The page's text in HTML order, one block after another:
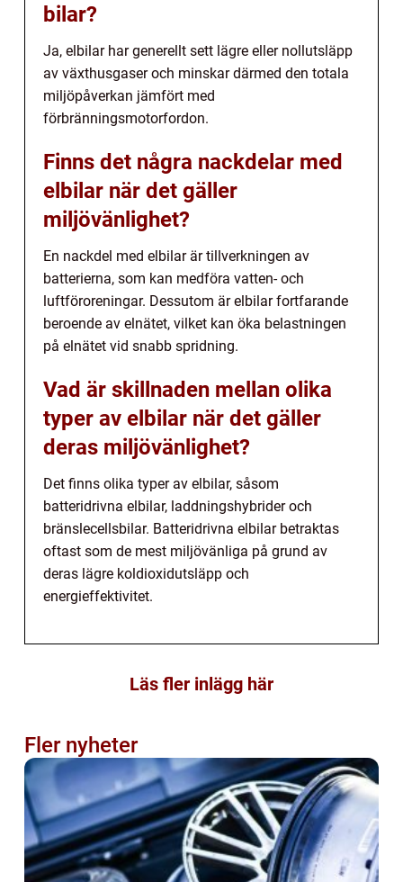
bilar?
Ja, elbilar har generellt sett lägre eller nollutsläpp
av växthusgaser och minskar därmed den totala
miljöpåverkan jämfört med
förbränningsmotorfordon.
Finns det några nackdelar med
elbilar när det gäller
miljövänlighet?
En nackdel med elbilar är tillverkningen av
batterierna, som kan medföra vatten- och
luftföroreningar. Dessutom är elbilar fortfarande
beroende av elnätet, vilket kan öka belastningen
på elnätet vid snabb spridning.
Vad är skillnaden mellan olika
typer av elbilar när det gäller
deras miljövänlighet?
Det finns olika typer av elbilar, såsom
batteridrivna elbilar, laddningshybrider och
bränslecellsbilar. Batteridrivna elbilar betraktas
oftast som de mest miljövänliga på grund av
deras lägre koldioxidutsläpp och
energieffektivitet.
Läs fler inlägg här
Fler nyheter